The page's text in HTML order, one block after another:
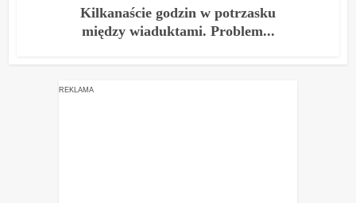
Kilkanaście godzin w potrzasku
między wiaduktami. Problem...
REKLAMA